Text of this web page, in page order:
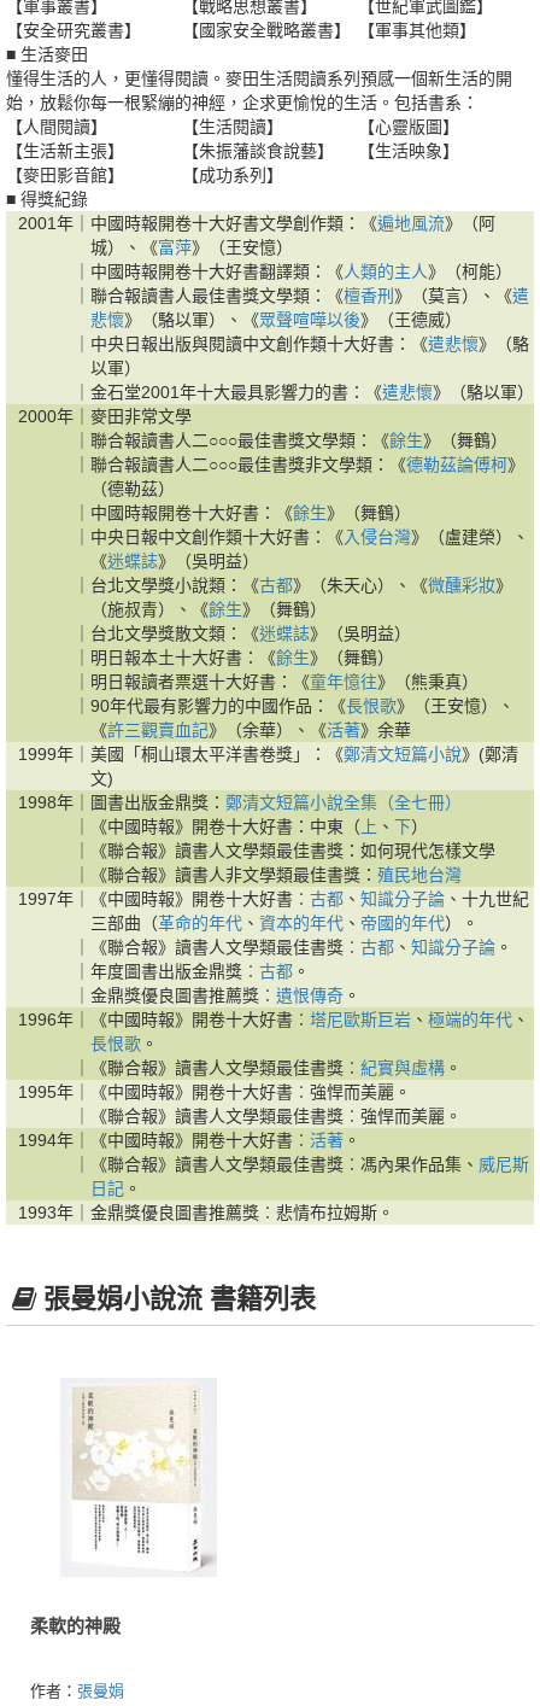
【軍事叢書】
【戰略思想叢書】
【世紀軍武圖鑑】
【安全研究叢書】
【國家安全戰略叢書】
【軍事其他類】
■ 生活麥田
懂得生活的人，更懂得閱讀。麥田生活閱讀系列預感一個新生活的開
始，放鬆你每一根緊繃的神經，企求更愉悅的生活。包括書系：
【人間閱讀】
【生活閱讀】
【心靈版圖】
【生活新主張】
【朱振藩談食說藝】
【生活映象】
【麥田影音館】
【成功系列】
■ 得獎紀錄
2001年｜ 中國時報開卷十大好書文學創作類：《遍地風流》（阿
城）、《富萍》（王安憶）
中國時報開卷十大好書翻譯類：《人類的主人》（柯能）
聯合報讀書人最佳書獎文學類：《檀香刑 》（莫言）、《遣
悲懷》（駱以軍）、《眾聲喧嘩以後》（王德威）
中央日報出版與閱讀中文創作類十大好書：《遣悲懷》（駱
以軍）
金石堂2001年十大最具影響力的書：《遣悲懷》（駱以軍）
2000年｜ 麥田非常文學
聯合報讀書人二○○○最佳書獎文學類：《餘生》（舞鶴）
聯合報讀書人二○○○最佳書獎非文學類：《德勒茲論傅柯》
（德勒茲）
中國時報開卷十大好書：《餘生》（舞鶴）
中央日報中文創作類十大好書：《入侵台灣》（盧建榮）、
《迷蝶誌》（吳明益）
台北文學獎小說類：《古都》（朱天心）、《微醺彩妝》
（施叔青）、《餘生》（舞鶴）
台北文學獎散文類：《迷蝶誌》（吳明益）
明日報本土十大好書：《餘生》（舞鶴）
明日報讀者票選十大好書：《童年憶往》（熊秉真）
90年代最有影響力的中國作品：《長恨歌》（王安憶）、
《許三觀賣血記》（余華）、《活著》余華
1999年｜ 美國「桐山環太平洋書卷獎」：《鄭清文短篇小說》(鄭清
文)
1998年｜
圖書出版金鼎獎： 鄭清文短篇小說全集（全七冊）
《中國時報》開卷十大好書：中東（ 上 、 下）
《聯合報》讀書人文學類最佳書獎：如何現代怎樣文學
《聯合報》讀書人非文學類最佳書獎： 殖民地台灣
1997年｜
《中國時報》開卷十大好書︰ 古都 、 知識分子論 、十九世紀
三部曲（革命的年代 、 資本的年代 、 帝國的年代）。
《聯合報》讀書人文學類最佳書獎︰ 古都 、 知識分子論 。
年度圖書出版金鼎獎︰ 古都 。
金鼎獎優良圖書推薦獎︰ 遺恨傳奇 。
1996年｜
《中國時報》開卷十大好書︰ 塔尼歐斯巨岩 、 極端的年代 、
長恨歌 。
《聯合報》讀書人文學類最佳書獎︰ 紀實與虛構 。
1995年｜
《中國時報》開卷十大好書︰強悍而美麗。
《聯合報》讀書人文學類最佳書獎︰強悍而美麗。
1994年｜
《中國時報》開卷十大好書︰ 活著 。
《聯合報》讀書人文學類最佳書獎︰馮內果作品集、 威尼斯
日記 。
1993年｜ 金鼎獎優良圖書推薦獎︰悲情布拉姆斯。
張曼娟小說流 書籍列表
柔軟的神殿
作者： 張曼娟